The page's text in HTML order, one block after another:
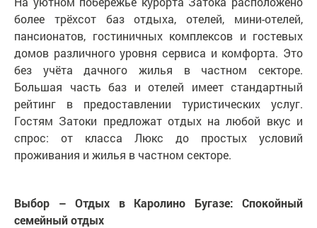
более трёхсот баз отдыха, отелей, мини-отелей,
пансионатов, гостиничных комплексов и гостевых
домов различного уровня сервиса и комфорта. Это
без учёта дачного жилья в частном секторе.
Большая часть баз и отелей имеет стандартный
рейтинг в предоставлении туристических услуг.
Гостям Затоки предложат отдых на любой вкус и
спрос: от класса Люкс до простых условий
проживания и жилья в частном секторе.
Выбор – Отдых в Каролино Бугазе: Спокойный
семейный отдых